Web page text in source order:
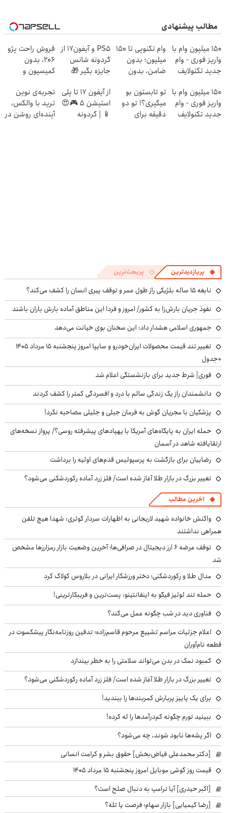
مطالب پیشنهادی
150 میلیون وام با
واریز فوری - وام
جدید تکنولایف
وام تکنوپی تا ۱۵۰
میلیون؛ بدون
ضامن، بدون
PS5 و آیفون17 از
گردونه شانس
جایزه بگیر 🎁
فروش راحت پژو
۲۰6، بدون
کمیسیون و
150 میلیون وام با
واریز فوری - وام
جدید تکنولایف
تو تابستون بو
میگیری؟! تو دو
دقیقه برای
از آیفون 17 تا پلی
استیشن 5 🎮😍
📱 | گردونه
تجربه‌ی نوین
ترید با والکس،
آینده‌ای روشن در
پربازدیدترین پربحث‌ترین
نابغه ۱۵ ساله بلژیکی راز طول عمر و توقف پیری انسان را کشف می‌کند؟
نفوذ جریان بارش‌زا به کشور/ امروز و فردا این مناطق آماده بارش باران باشند
جمهوری اسلامی هشدار داد: این سخنان بوی خیانت می‌دهد
تغییر تند قیمت محصولات ایران‌خودرو و سایپا امروز پنجشنبه ۱۵ مرداد ۱۴۰۵
+جدول
فوری| شرط جدید برای بازنشستگی اعلام شد
دانشمندان راز یک زندگی سالم با درد و افسردگی کمتر را کشف کردند
پزشکیان با مجریان گوش به فرمان جبلی و جلیلی مصاحبه نکرد!
حمله ایران به پایگاه‌های آمریکا با پهپادهای پیشرفته روسی؟/ پرواز نسخه‌های
ارتقایافته شاهد در آسمان
رضاییان برای بازگشت به پرسپولیس قدم‌های اولیه را برداشت
تغییر بزرگ در بازار طلا آغاز شده است/ فلز زرد آماده رکوردشکنی می‌شود؟
آخرین مطالب
واکنش خانواده شهید لاریجانی به اظهارات سردار کوثری: شهدا هیچ تلفن
همراهی نداشتند
توقف عرضه ۶ ارز دیجیتال در صرافی‌ها؛ آخرین وضعیت بازار رمزارزها مشخص
شد
مدال طلا و رکوردشکنی؛ دختر ورزشکار ایرانی در بلاروس کولاک کرد
حمله تند لوئیز فیگو به اینفانتینو: پست‌ترین و فریبکارترینی!
فناوری دید در شب چگونه عمل می‌کند؟
اعلام جزئیات مراسم تشییع مرحوم قاسم‌زاده؛ تدفین روزنامه‌نگار پیشکسوت در
قطعه نام‌آوران
کمبود نمک در بدن می‌تواند سلامتی را به خطر بیندازد
تغییر بزرگ در بازار طلا آغاز شده است/ فلز زرد آماده رکوردشکنی می‌شود؟
برای یک پاییز پربارش کمربندها را ببندید!
ببینید تورم چگونه کم‌درآمدها را له کرده!
اگر پشه‌ها نابود شوند، چه می‌شود؟
[دکتر محمدعلی فیاض‌بخش] حقوق بشر و کرامت انسانی
قیمت روز گوشی موبایل امروز پنجشنبه ۱۵ مرداد ۱۴۰۵
[اکبر حیدری] آیا ترامپ به دنبال صلح است؟
[رضا کیمیایی] بازار سهام؛ فرصت یا تله؟